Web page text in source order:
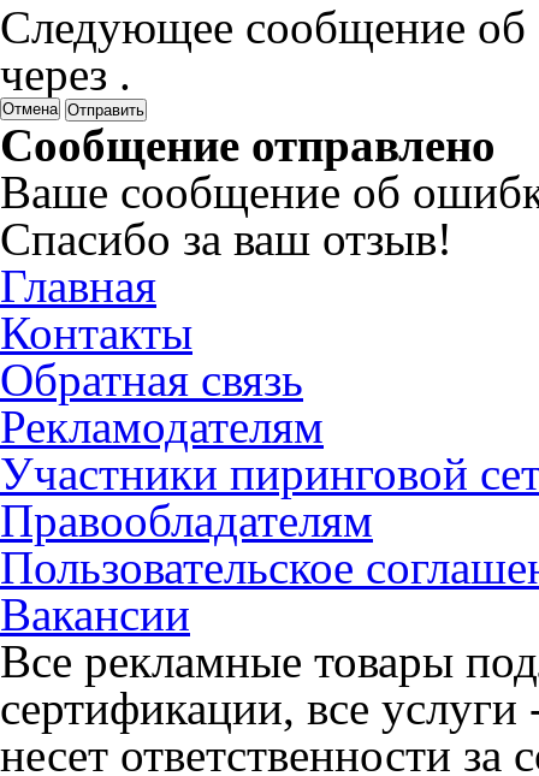
Следующее сообщение об
через .
Отмена
Сообщение отправлено
Ваше сообщение об
Спасибо за ваш отзыв!
Главная
Контакты
Обратная связь
Рекламодателям
Участники пиринговой
Правообладателям
Пользовательское
Вакансии
Все рекламные товары
сертификации, все
несет ответственности